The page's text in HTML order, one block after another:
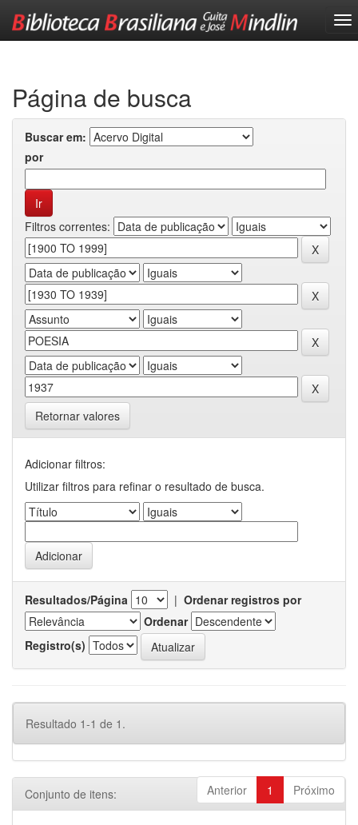
Página de busca
Buscar em:
por
Filtros correntes:
Retornar valores
Adicionar filtros:
Utilizar filtros para refinar o resultado de busca.
Resultados/Página | Ordenar registros por
Ordenar
Registro(s)
Resultado 1-1 de 1.
Anterior 1 Próximo
Conjunto de itens: